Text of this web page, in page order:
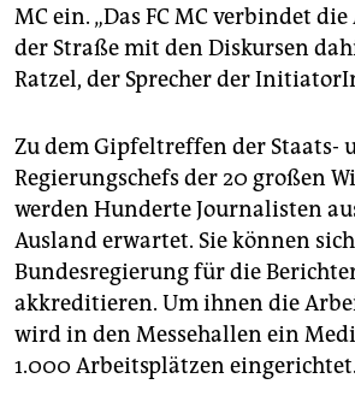
epaper login
MC ein. „Das FC MC verbindet
der Straße mit den Diskursen
Ratzel, der Sprecher der
Zu dem Gipfeltreffen der Staats-
Regierungschefs der 20 großen
werden Hunderte Journalisten
Ausland erwartet. Sie können
Bundesregierung für die
akkreditieren. Um ihnen die
wird in den Messehallen ein
1.000 Arbeitsplätzen eingerichtet.